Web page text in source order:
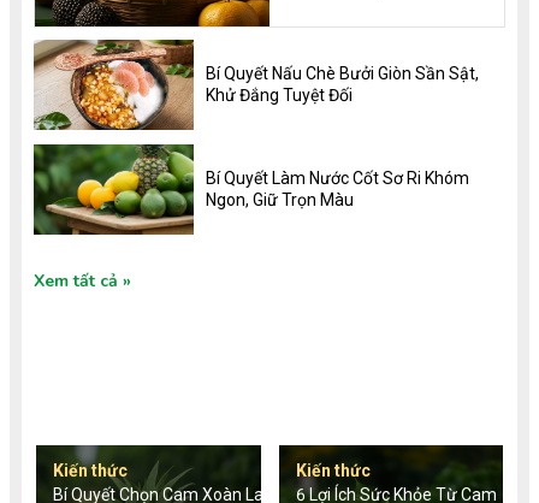
Dưỡng và 8 Lợi Ích
Không Thể Bỏ Qua
Bí Quyết Nấu Chè Bưởi Giòn Sần Sật,
Khử Đắng Tuyệt Đối
Bí Quyết Làm Nước Cốt Sơ Ri Khóm
Ngon, Giữ Trọn Màu
Xem tất cả
Kiến thức
Bí Quyết Chọn Cam Xoàn Lai
Kiến thức
6 Lợi Ích Sức Khỏe Từ Cam